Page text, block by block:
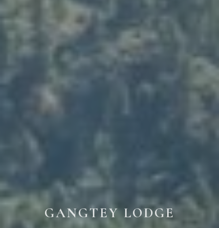
GANGTEY LODGE